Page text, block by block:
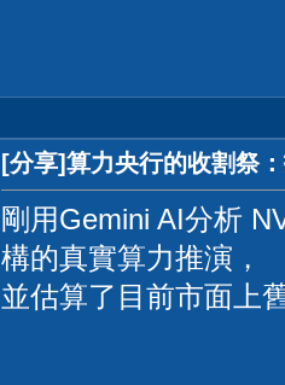
[分享]算力央行的收割祭
剛用Gemini AI分析
構的真實算力推演，
並估算了目前市面上